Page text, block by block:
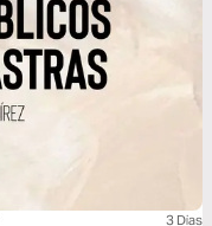
3 Dias